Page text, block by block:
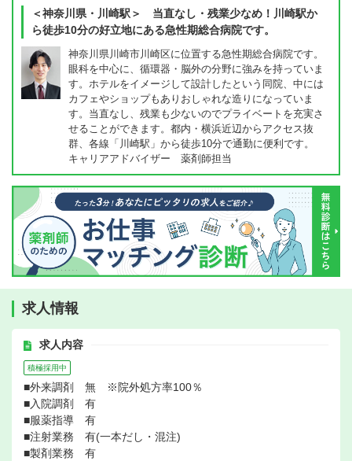
＜神奈川県・川崎駅＞ 当直なし・残業少なめ！川崎駅か
ら徒歩10分の好立地にある急性期総合病院です。
神奈川県川崎市川崎区に位置する急性期総合病院です。
眼科を中心に、循環器・脳外の分野に強みを持っていま
す。ホテルをイメージして設計したという同院、中には
カフェやショップもありおしゃれな造りになっていま
す。当直なし、残業も少ないのでプライベートを充実さ
せることができます。都内・横浜近辺からアクセス抜
群、各線「川崎駅」から徒歩10分で通勤に便利です。
キャリアアドバイザー 薬剤師担当
求人情報
求人内容
積極採用中
■外来調剤 無 ※院外処方率100％
■入院調剤 有
■服薬指導 有
■注射業務 有(一本だし・混注)
■製剤業務 有